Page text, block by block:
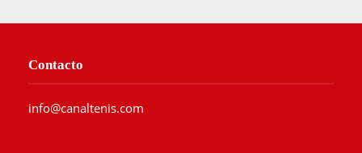
Contacto
info@canaltenis.com